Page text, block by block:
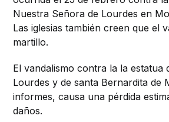
Nuestra Señora de Lourdes en
Las iglesias también creen que el
martillo.
El vandalismo contra la la estatua
Lourdes y de santa Bernardita de
informes, causa una pérdida
daños.